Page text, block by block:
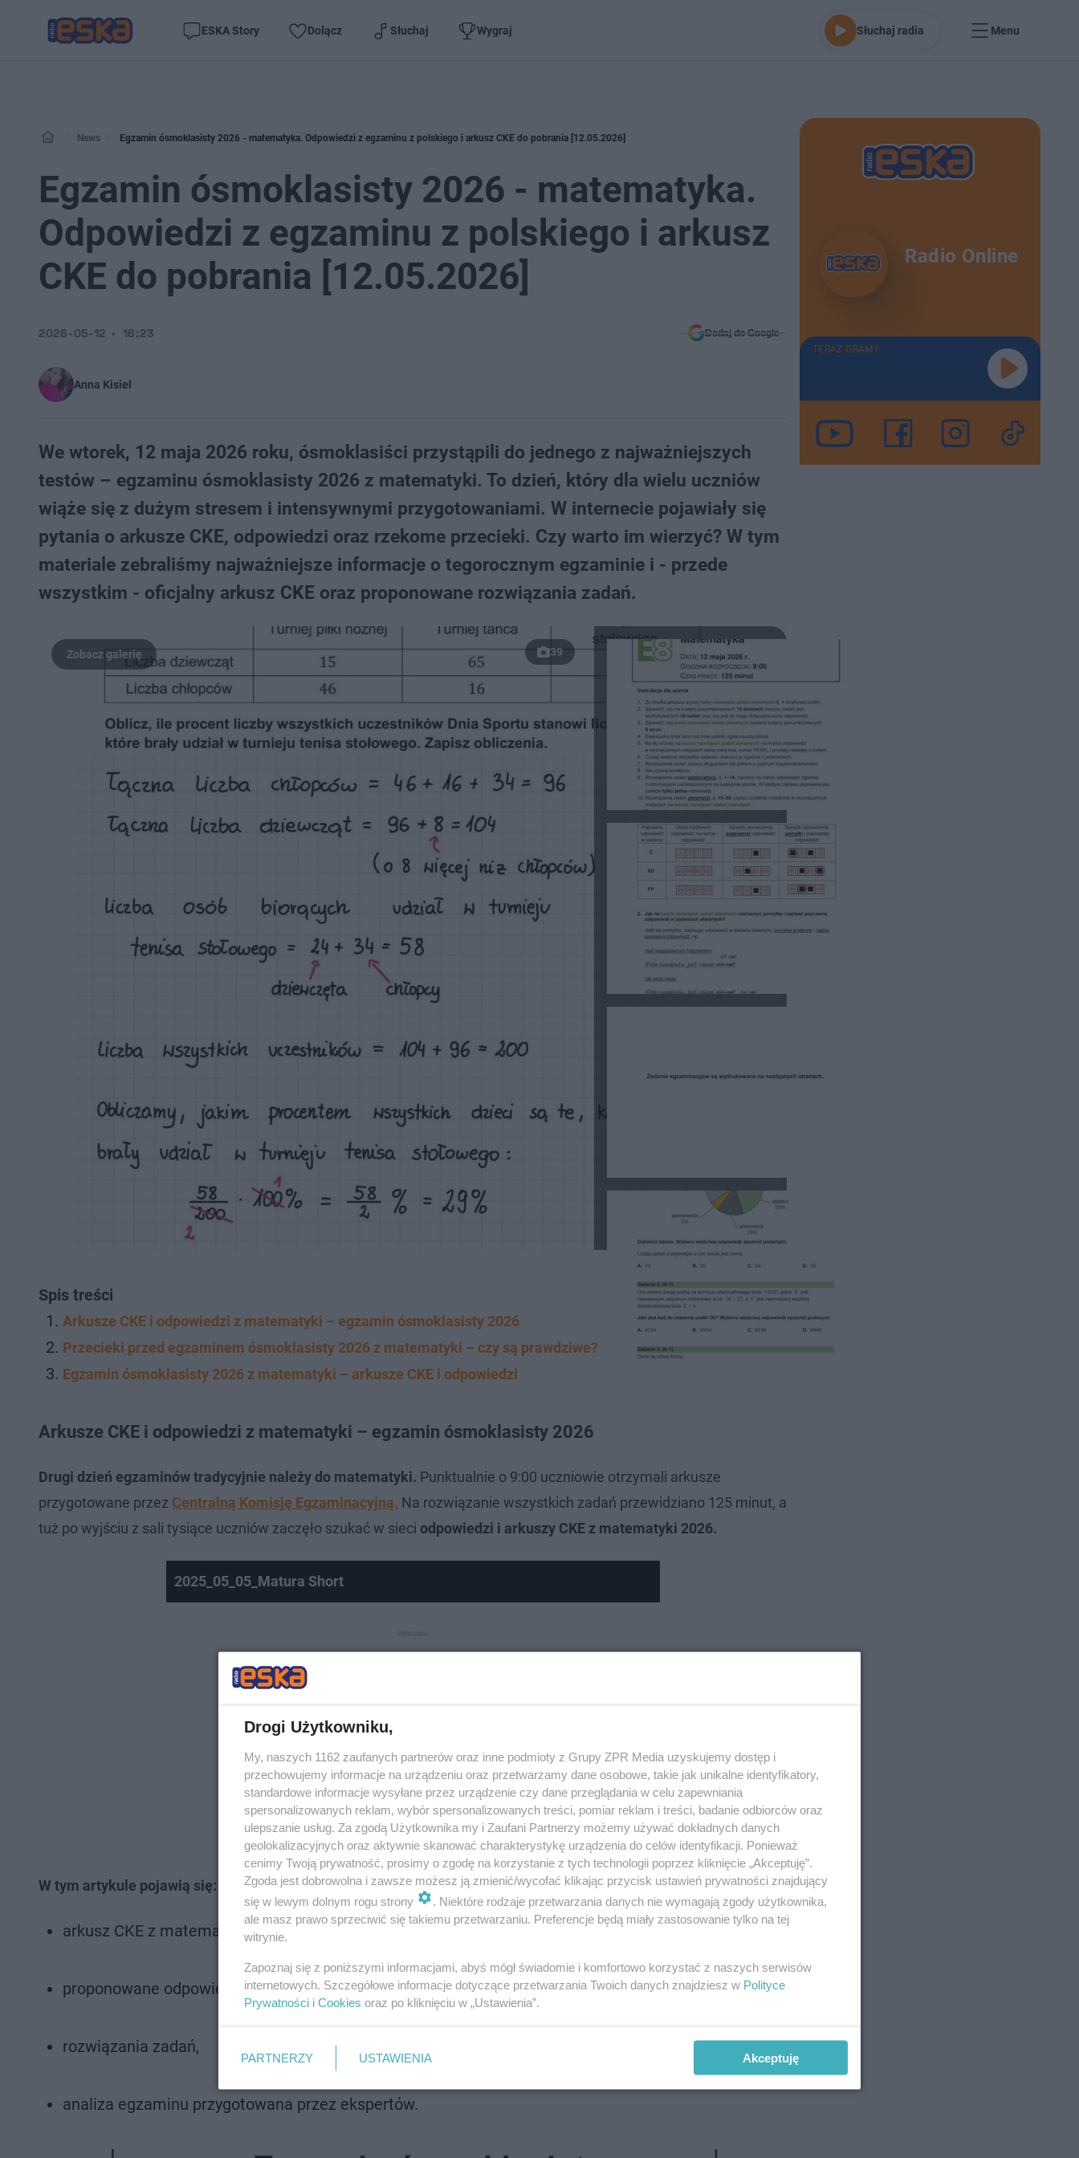
ESKA Story Dołącz Słuchaj Wygraj Słuchaj radia Menu
News Egzamin ósmoklasisty 2026 - matematyka. Odpowiedzi z egzaminu z polskiego i arkusz CKE do pobrania [12.05.2026]
Egzamin ósmoklasisty 2026 - matematyka.
Odpowiedzi z egzaminu z polskiego i arkusz
CKE do pobrania [12.05.2026]
Anna Kisiel
2026-05-12 16:23 Dodaj do Google
We wtorek, 12 maja 2026 roku, ósmoklasiści przystąpili do jednego z najważniejszych
testów – egzaminu ósmoklasisty 2026 z matematyki. To dzień, który dla wielu uczniów
wiąże się z dużym stresem i intensywnymi przygotowaniami. W internecie pojawiały się
pytania o arkusze CKE, odpowiedzi oraz rzekome przecieki. Czy warto im wierzyć? W tym
materiale zebraliśmy najważniejsze informacje o tegorocznym egzaminie i - przede
wszystkim - oficjalny arkusz CKE oraz proponowane rozwiązania zadań.
39
Spis treści
Arkusze CKE i odpowiedzi z matematyki – egzamin ósmoklasisty 2026
Przecieki przed egzaminem ósmoklasisty 2026 z matematyki – czy są prawdziwe?
Egzamin ósmoklasisty 2026 z matematyki – arkusze CKE i odpowiedzi
Arkusze CKE i odpowiedzi z matematyki – egzamin ósmoklasisty 2026
Drugi dzień egzaminów tradycyjnie należy do matematyki. Punktualnie o 9:00 uczniowie otrzymali arkusze
przygotowane przez Centralną Komisję Egzaminacyjną. Na rozwiązanie wszystkich zadań przewidziano 125 minut, a
tuż po wyjściu z sali tysiące uczniów zaczęło szukać w sieci odpowiedzi i arkuszy CKE z matematyki 2026.
2025_05_05_Matura Short
W tym artykule pojawią się:
arkusz CKE z matematyki 2026,
proponowane odpowiedzi,
rozwiązania zadań,
analiza egzaminu przygotowana przez ekspertów.
Radio Online
TERAZ GRAMY
Drogi Użytkowniku,
My, naszych 1162 zaufanych partnerów oraz inne podmioty z Grupy ZPR Media uzyskujemy dostęp i
przechowujemy informacje na urządzeniu oraz przetwarzamy dane osobowe, takie jak unikalne identyfikatory,
standardowe informacje wysyłane przez urządzenie czy dane przeglądania w celu zapewniania
spersonalizowanych reklam, wybór spersonalizowanych treści, pomiar reklam i treści, badanie odbiorców oraz
ulepszanie usług. Za zgodą Użytkownika my i Zaufani Partnerzy możemy używać dokładnych danych
geolokalizacyjnych oraz aktywnie skanować charakterystykę urządzenia do celów identyfikacji. Ponieważ
cenimy Twoją prywatność, prosimy o zgodę na korzystanie z tych technologii poprzez kliknięcie „Akceptuję”.
Zgoda jest dobrowolna i zawsze możesz ją zmienić/wycofać klikając przycisk ustawień prywatności znajdujący
się w lewym dolnym rogu strony
. Niektóre rodzaje przetwarzania danych nie wymagają zgody użytkownika,
ale masz prawo sprzeciwić się takiemu przetwarzaniu. Preferencje będą miały zastosowanie tylko na tej
witrynie.
Zapoznaj się z poniższymi informacjami, abyś mógł świadomie i komfortowo korzystać z naszych serwisów
internetowych. Szczegółowe informacje dotyczące przetwarzania Twoich danych znajdziesz w Polityce
Prywatności i Cookies oraz po kliknięciu w „Ustawienia”.
PARTNERZY USTAWIENIA Akceptuję